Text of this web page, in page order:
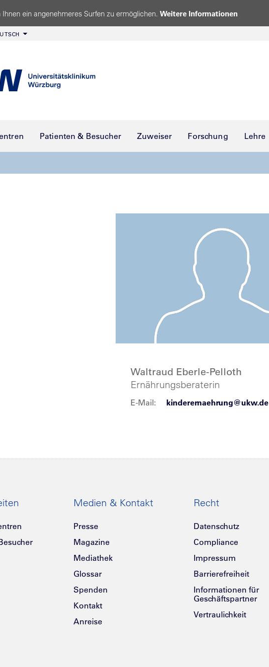
ein angenehmeres Surfen zu ermöglichen. Weitere Informationen
Patienten & Besucher Zuweiser Forschung Lehre
Waltraud Eberle-Pelloth
Ernährungsberaterin
E-Mail: kinderernaehrung@ukw.de
Medien & Kontakt
Presse
Magazine
Mediathek
Glossar
Spenden
Kontakt
Anreise
Recht
Datenschutz
Compliance
Impressum
Barrierefreiheit
Informationen für
Geschäftspartner
Vertraulichkeit